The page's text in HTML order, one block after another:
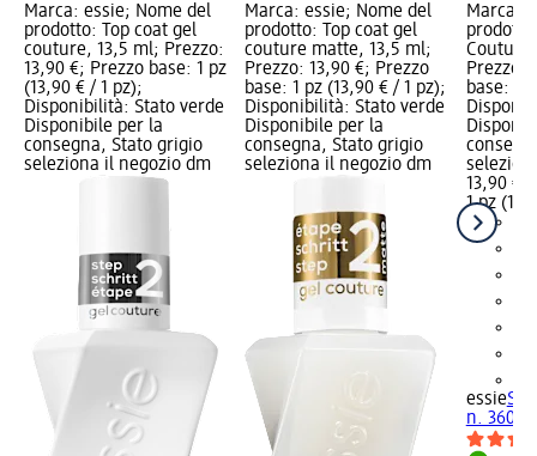
Marca: essie; Nome del
prodotto: Top coat gel
couture, 13,5 ml; Prezzo:
13,90 €; Prezzo base: 1 pz
(13,90 € / 1 pz);
Disponibilità: Stato verde
Disponibile per la
consegna, Stato grigio
seleziona il negozio dm
Marca: essie; Nome del
prodotto: Top coat gel
couture matte, 13,5 ml;
Prezzo: 13,90 €; Prezzo
base: 1 pz (13,90 € / 1 pz);
Disponibilità: Stato verde
Disponibile per la
consegna, Stato grigio
seleziona il negozio dm
Marca:
Couture
Prezzo:
base: 1
13,90 €
1 pz
essie
n. 360,